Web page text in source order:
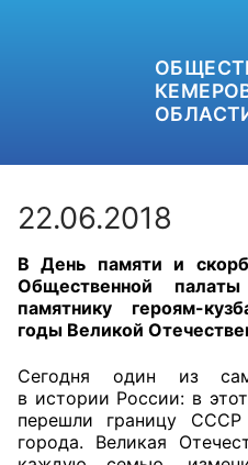
+7
22.06.2018
В День памяти и
Общественной
памятнику героям-
годы Великой
Сегодня один из
в истории России: в
перешли границу СССР
города. Великая